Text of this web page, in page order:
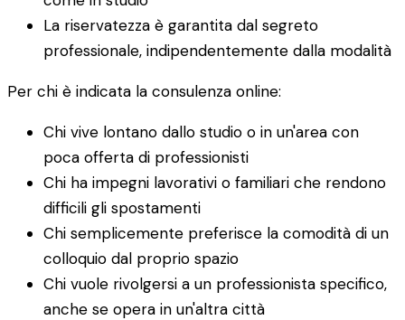
La riservatezza è garantita dal segreto
professionale, indipendentemente dalla modalità
Per chi è indicata la consulenza online:
Chi vive lontano dallo studio o in un'area con
poca offerta di professionisti
Chi ha impegni lavorativi o familiari che rendono
difficili gli spostamenti
Chi semplicemente preferisce la comodità di un
colloquio dal proprio spazio
Chi vuole rivolgersi a un professionista specifico,
anche se opera in un'altra città